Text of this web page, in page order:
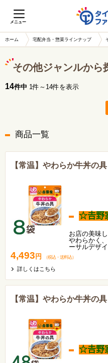
メニュー
ホーム 宅配弁当・惣菜ラインナップ
その他ジャンルから
14件中 1件～14件を表示
商品一覧
【常温】やわらか牛丼の
☆𠮷野
お店の美味
やわらかく
ーサルデザ
4,493 円 （税込・ 送料込）
詳しくはこちら
【常温】やわらか牛丼の
☆𠮷野